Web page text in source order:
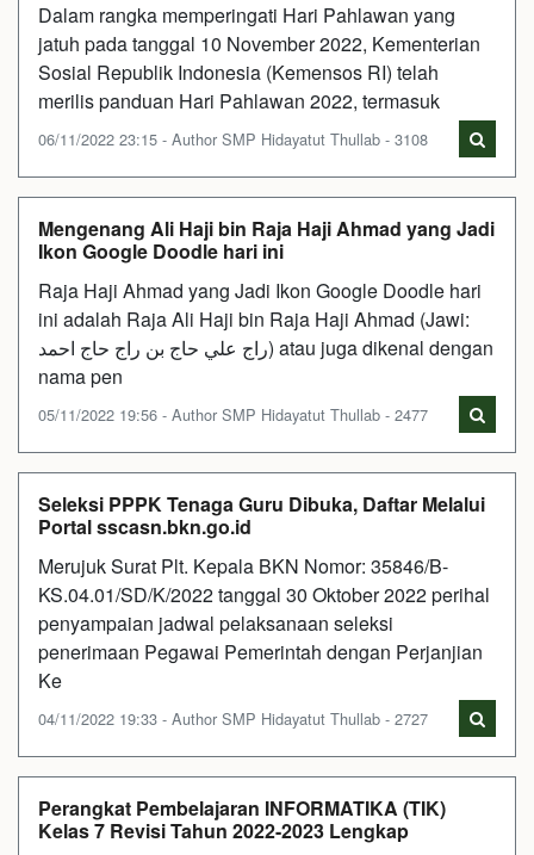
Dalam rangka memperingati Hari Pahlawan yang
jatuh pada tanggal 10 November 2022, Kementerian
Sosial Republik Indonesia (Kemensos RI) telah
merilis panduan Hari Pahlawan 2022, termasuk
06/11/2022 23:15 - Author SMP Hidayatut Thullab - 3108
Mengenang Ali Haji bin Raja Haji Ahmad yang Jadi
Ikon Google Doodle hari ini
Raja Haji Ahmad yang Jadi Ikon Google Doodle hari
ini adalah Raja Ali Haji bin Raja Haji Ahmad (Jawi:
راج علي حاج بن راج حاج احمد) atau juga dikenal dengan
nama pen
05/11/2022 19:56 - Author SMP Hidayatut Thullab - 2477
Seleksi PPPK Tenaga Guru Dibuka, Daftar Melalui
Portal sscasn.bkn.go.id
Merujuk Surat Plt. Kepala BKN Nomor: 35846/B-
KS.04.01/SD/K/2022 tanggal 30 Oktober 2022 perihal
penyampaian jadwal pelaksanaan seleksi
penerimaan Pegawai Pemerintah dengan Perjanjian
Ke
04/11/2022 19:33 - Author SMP Hidayatut Thullab - 2727
Perangkat Pembelajaran INFORMATIKA (TIK)
Kelas 7 Revisi Tahun 2022-2023 Lengkap